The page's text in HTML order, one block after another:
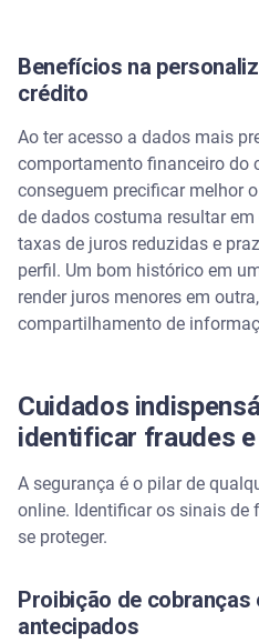
Benefícios na
crédito
Ao ter acesso a dados mais
comportamento financeiro do
conseguem precificar melhor
de dados costuma resultar
taxas de juros reduzidas e
perfil. Um bom histórico em
render juros menores em
compartilhamento de
Cuidados
identificar fraudes
A segurança é o pilar de
online. Identificar os sinais de
se proteger.
Proibição de cobranças
antecipados